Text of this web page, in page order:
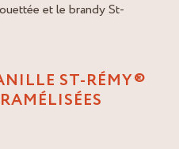
et le brandy St-
ST-RÉMY®